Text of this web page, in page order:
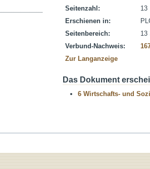
Seitenzahl:
13
Erschienen in:
Seitenbereich:
13
Verbund-Nachweis:
Zur Langanzeige
Das Dokument
6 Wirtschafts- und